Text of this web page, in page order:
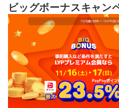
50%以上の割引も！ラスト2日間の
11/16・17はふるさと納税もお得！
ソフトバンク・ワイモバイルユー
同時開催・毎日開催のキャンペーン
最大25万円のPayPayポイントが当
その場で当たる毎日ルーレット
ビッグボーナスキャン